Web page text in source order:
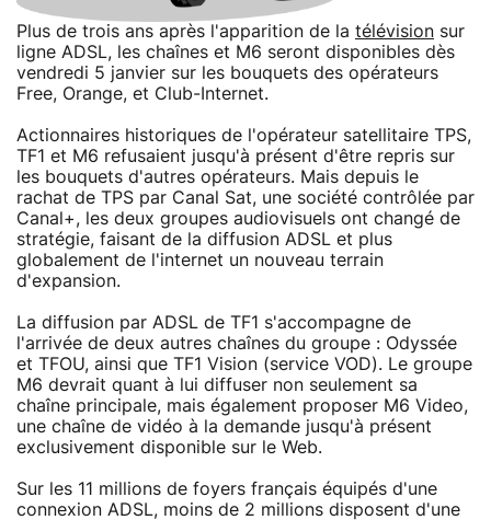
Plus de trois ans après l'apparition de la télévision sur
ligne ADSL, les chaînes et M6 seront disponibles dès
vendredi 5 janvier sur les bouquets des opérateurs
Free, Orange, et Club-Internet.
Actionnaires historiques de l'opérateur satellitaire TPS,
TF1 et M6 refusaient jusqu'à présent d'être repris sur
les bouquets d'autres opérateurs. Mais depuis le
rachat de TPS par Canal Sat, une société contrôlée par
Canal+, les deux groupes audiovisuels ont changé de
stratégie, faisant de la diffusion ADSL et plus
globalement de l'internet un nouveau terrain
d'expansion.
La diffusion par ADSL de TF1 s'accompagne de
l'arrivée de deux autres chaînes du groupe : Odyssée
et TFOU, ainsi que TF1 Vision (service VOD). Le groupe
M6 devrait quant à lui diffuser non seulement sa
chaîne principale, mais également proposer M6 Video,
une chaîne de vidéo à la demande jusqu'à présent
exclusivement disponible sur le Web.
Sur les 11 millions de foyers français équipés d'une
connexion ADSL, moins de 2 millions disposent d'une